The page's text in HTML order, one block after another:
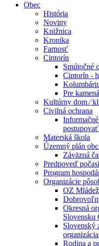
Obec
História
Noviny
Knižnica
Kronika
Farnosť
Cintorín
Smútočné
Cintorín -
Pre
Kultúrny dom ⁄
Civilná ochrana
Materská škola
Územný plán
Záväzná
Predpoveď
Program
Organizácie
OZ
Okresná
Slovensku
Slovenský
Rodina a